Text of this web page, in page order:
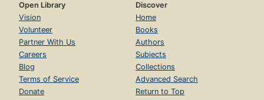
Open Library
Vision
Volunteer
Partner With Us
Careers
Blog
Terms of Service
Donate
Discover
Home
Books
Authors
Subjects
Collections
Advanced Search
Return to Top